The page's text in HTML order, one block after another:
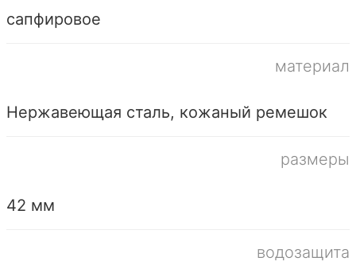
сапфировое
материал
Нержавеющая сталь, кожаный ремешок
размеры
42 мм
водозащита